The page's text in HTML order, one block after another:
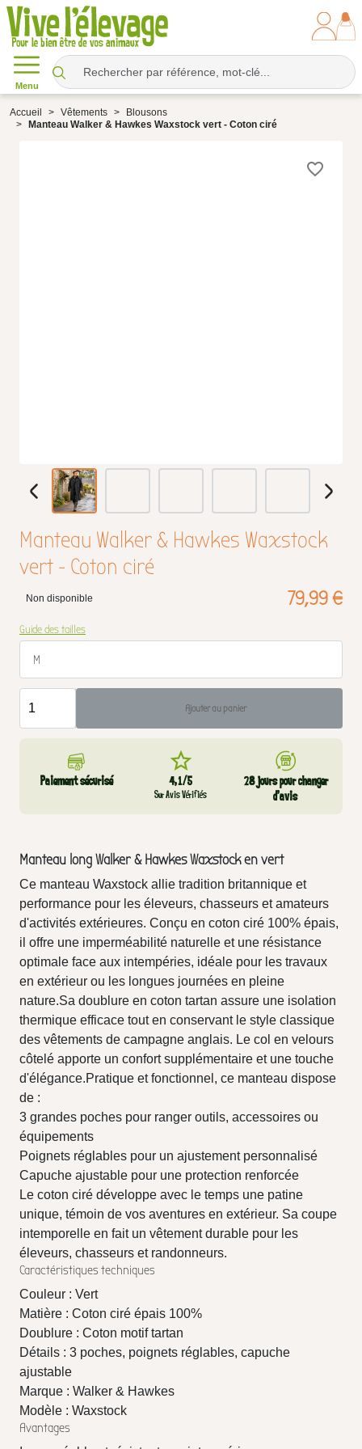
Menu
Accueil Vêtements
Blousons
Manteau Walker & Hawkes Waxstock vert - Coton ciré
favorite_border
Manteau Walker & Hawkes Waxstock
vert - Coton ciré
Non disponible 79,99 €
Guide des tailles
M
Ajouter au panier
Paiement sécurisé 4,1/5
Sur Avis Vérifiés
28 jours pour changer
d’avis
Manteau long Walker & Hawkes Waxstock en vert
Ce manteau Waxstock allie tradition britannique et
performance pour les éleveurs, chasseurs et amateurs
d'activités extérieures. Conçu en coton ciré 100% épais,
il offre une imperméabilité naturelle et une résistance
optimale face aux intempéries, idéale pour les travaux
en extérieur ou les longues journées en pleine
nature.Sa doublure en coton tartan assure une isolation
thermique efficace tout en conservant le style classique
des vêtements de campagne anglais. Le col en velours
côtelé apporte un confort supplémentaire et une touche
d'élégance.Pratique et fonctionnel, ce manteau dispose
de :
3 grandes poches pour ranger outils, accessoires ou
équipements
Poignets réglables pour un ajustement personnalisé
Capuche ajustable pour une protection renforcée
Le coton ciré développe avec le temps une patine
unique, témoin de vos aventures en extérieur. Sa coupe
intemporelle en fait un vêtement durable pour les
éleveurs, chasseurs et randonneurs.
Caractéristiques techniques
Couleur : Vert
Matière : Coton ciré épais 100%
Doublure : Coton motif tartan
Détails : 3 poches, poignets réglables, capuche
ajustable
Marque : Walker & Hawkes
Modèle : Waxstock
Avantages